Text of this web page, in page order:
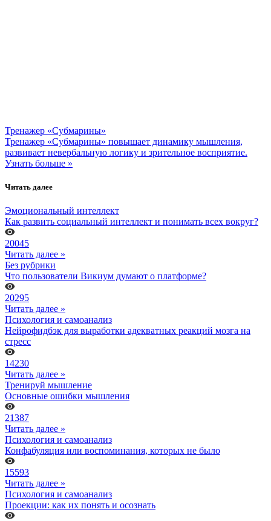
Тренажер «Субмарины»
Тренажер «Субмарины» повышает динамику мышления,
развивает невербальную логику и зрительное восприятие.
Узнать больше »
Читать далее
Эмоциональный интеллект
Как развить социальный интеллект и понимать всех вокруг?
20045
Читать далее »
Без рубрики
Что пользователи Викиум думают о платформе?
20295
Читать далее »
Психология и самоанализ
Нейрофидбэк для выработки адекватных реакций мозга на
стресс
14230
Читать далее »
Тренируй мышление
Основные ошибки мышления
21387
Читать далее »
Психология и самоанализ
Конфабуляция или воспоминания, которых не было
15593
Читать далее »
Психология и самоанализ
Проекции: как их понять и осознать